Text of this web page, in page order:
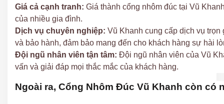
Giá cả cạnh tranh: Giá thành cổng nhôm đúc tại Vũ
của nhiều gia đình.
Dịch vụ chuyên nghiệp: Vũ Khanh cung cấp dịch vụ
và bảo hành, đảm bảo mang đến cho khách hàng sự hài
Đội ngũ nhân viên tận tâm: Đội ngũ nhân viên của Vũ
vấn và giải đáp mọi thắc mắc của khách hàng.
Ngoài ra, Cổng Nhôm Đúc Vũ Khanh còn